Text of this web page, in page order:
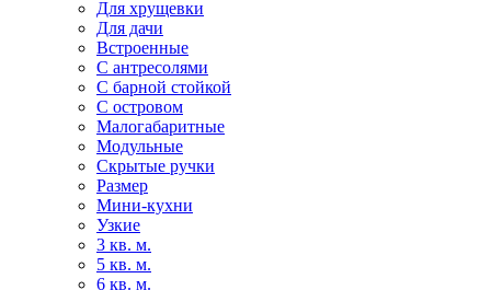
Для хрущевки
Для дачи
Встроенные
С антресолями
С барной стойкой
С островом
Малогабаритные
Модульные
Скрытые ручки
Размер
Мини-кухни
Узкие
3 кв. м.
5 кв. м.
6 кв. м.